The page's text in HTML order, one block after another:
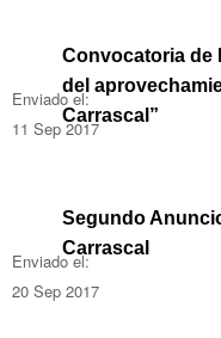
Convocatoria de
del
Carrascal”
Enviado el:
11 Sep 2017
Segundo
Carrascal
Enviado el:
20 Sep 2017